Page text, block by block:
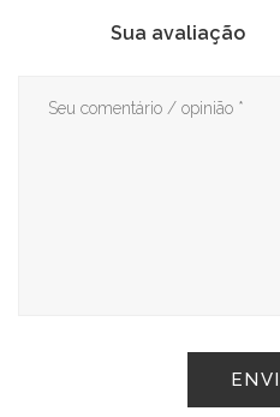
Sua avaliação